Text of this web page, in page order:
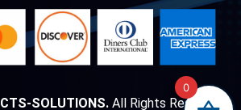
CTS-SOLUTIONS.All Rights Reserved.
0